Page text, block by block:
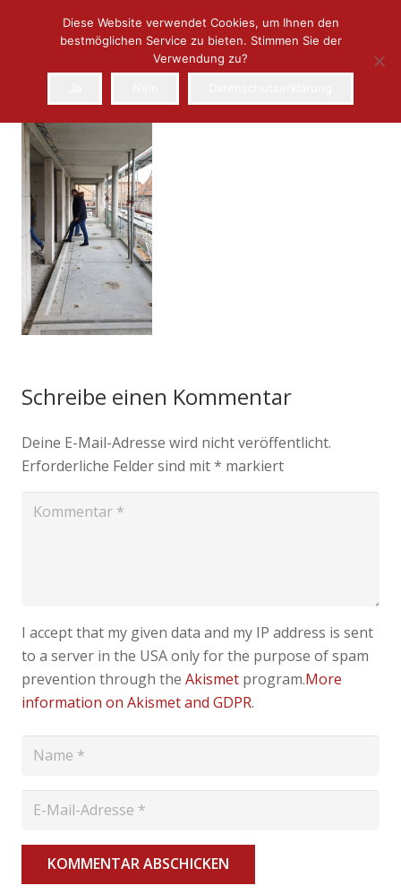
Schreibe einen Kommentar
Deine E-Mail-Adresse wird nicht veröffentlicht.
Erforderliche Felder sind mit* markiert
I accept that my given data and my IP address is sent
to a server in the USA only for the purpose of spam
prevention through the Akismet program.More
information on Akismet and GDPR.
KOMMENTAR ABSCHICKEN
Diese Website verwendet Cookies, um Ihnen den
bestmöglichen Service zu bieten. Stimmen Sie der
Verwendung zu?